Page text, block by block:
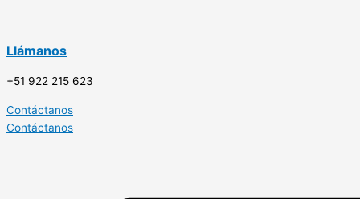
Llámanos
+51 922 215 623
Contáctanos
Contáctanos